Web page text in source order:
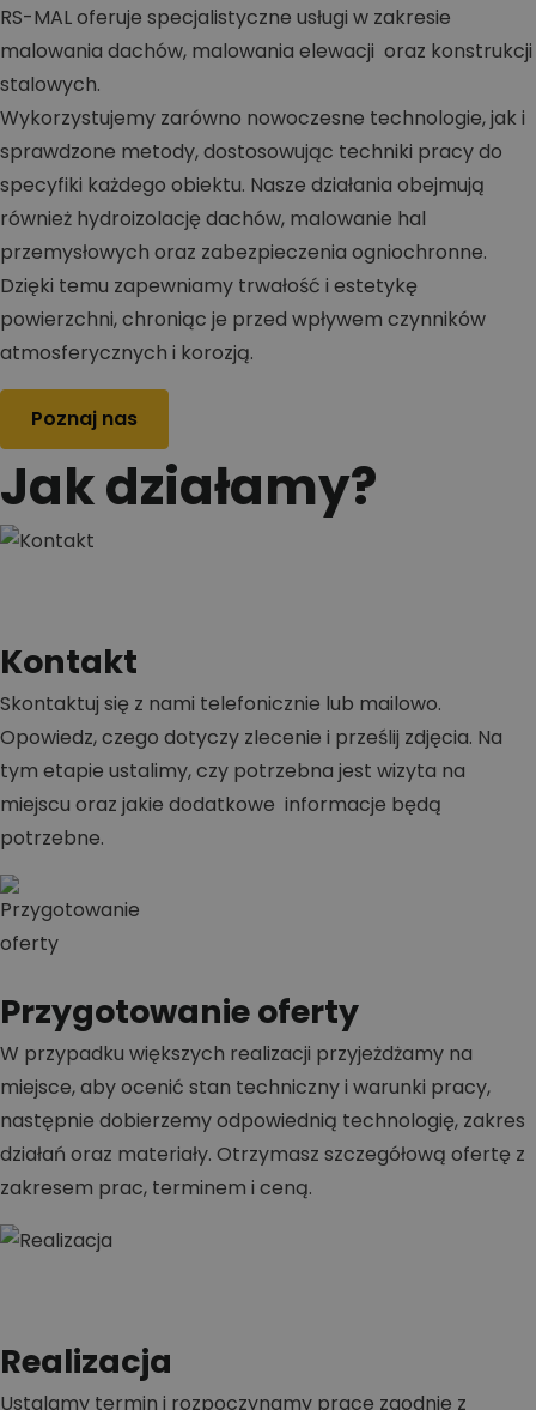
RS-MAL oferuje specjalistyczne usługi w zakresie
malowania dachów, malowania elewacji oraz konstrukcji
stalowych.
Wykorzystujemy zarówno nowoczesne technologie, jak i
sprawdzone metody, dostosowując techniki pracy do
specyfiki każdego obiektu. Nasze działania obejmują
również hydroizolację dachów, malowanie hal
przemysłowych oraz zabezpieczenia ogniochronne.
Dzięki temu zapewniamy trwałość i estetykę
powierzchni, chroniąc je przed wpływem czynników
atmosferycznych i korozją.
Poznaj nas
Jak działamy?
Kontakt
Skontaktuj się z nami telefonicznie lub mailowo.
Opowiedz, czego dotyczy zlecenie i prześlij zdjęcia. Na
tym etapie ustalimy, czy potrzebna jest wizyta na
miejscu oraz jakie dodatkowe informacje będą
potrzebne.
Przygotowanie oferty
W przypadku większych realizacji przyjeżdżamy na
miejsce, aby ocenić stan techniczny i warunki pracy,
następnie dobierzemy odpowiednią technologię, zakres
działań oraz materiały. Otrzymasz szczegółową ofertę z
zakresem prac, terminem i ceną.
Realizacja
Ustalamy termin i rozpoczynamy prace zgodnie z